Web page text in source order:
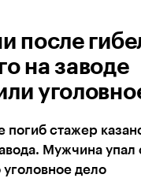
после
на заводе
погиб стажер
Мужчина упал
дело